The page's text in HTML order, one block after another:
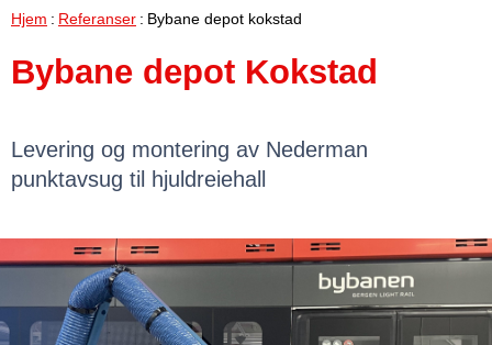
Hjem Referanser Bybane depot kokstad
Bybane depot Kokstad
Levering og montering av Nederman
punktavsug til hjuldreiehall